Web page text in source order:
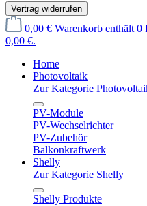
Vertrag widerrufen
0,00 € Warenkorb enthält 0
0,00 €.
Home
Photovoltaik
Zur Kategorie
PV-Module
PV-Wechselrichter
PV-Zubehör
Balkonkraftwerk
Shelly
Zur Kategorie Shelly
Shelly Produkte